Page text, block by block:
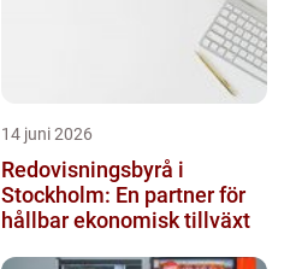
14 juni 2026
Redovisningsbyrå i
Stockholm: En partner för
hållbar ekonomisk tillväxt